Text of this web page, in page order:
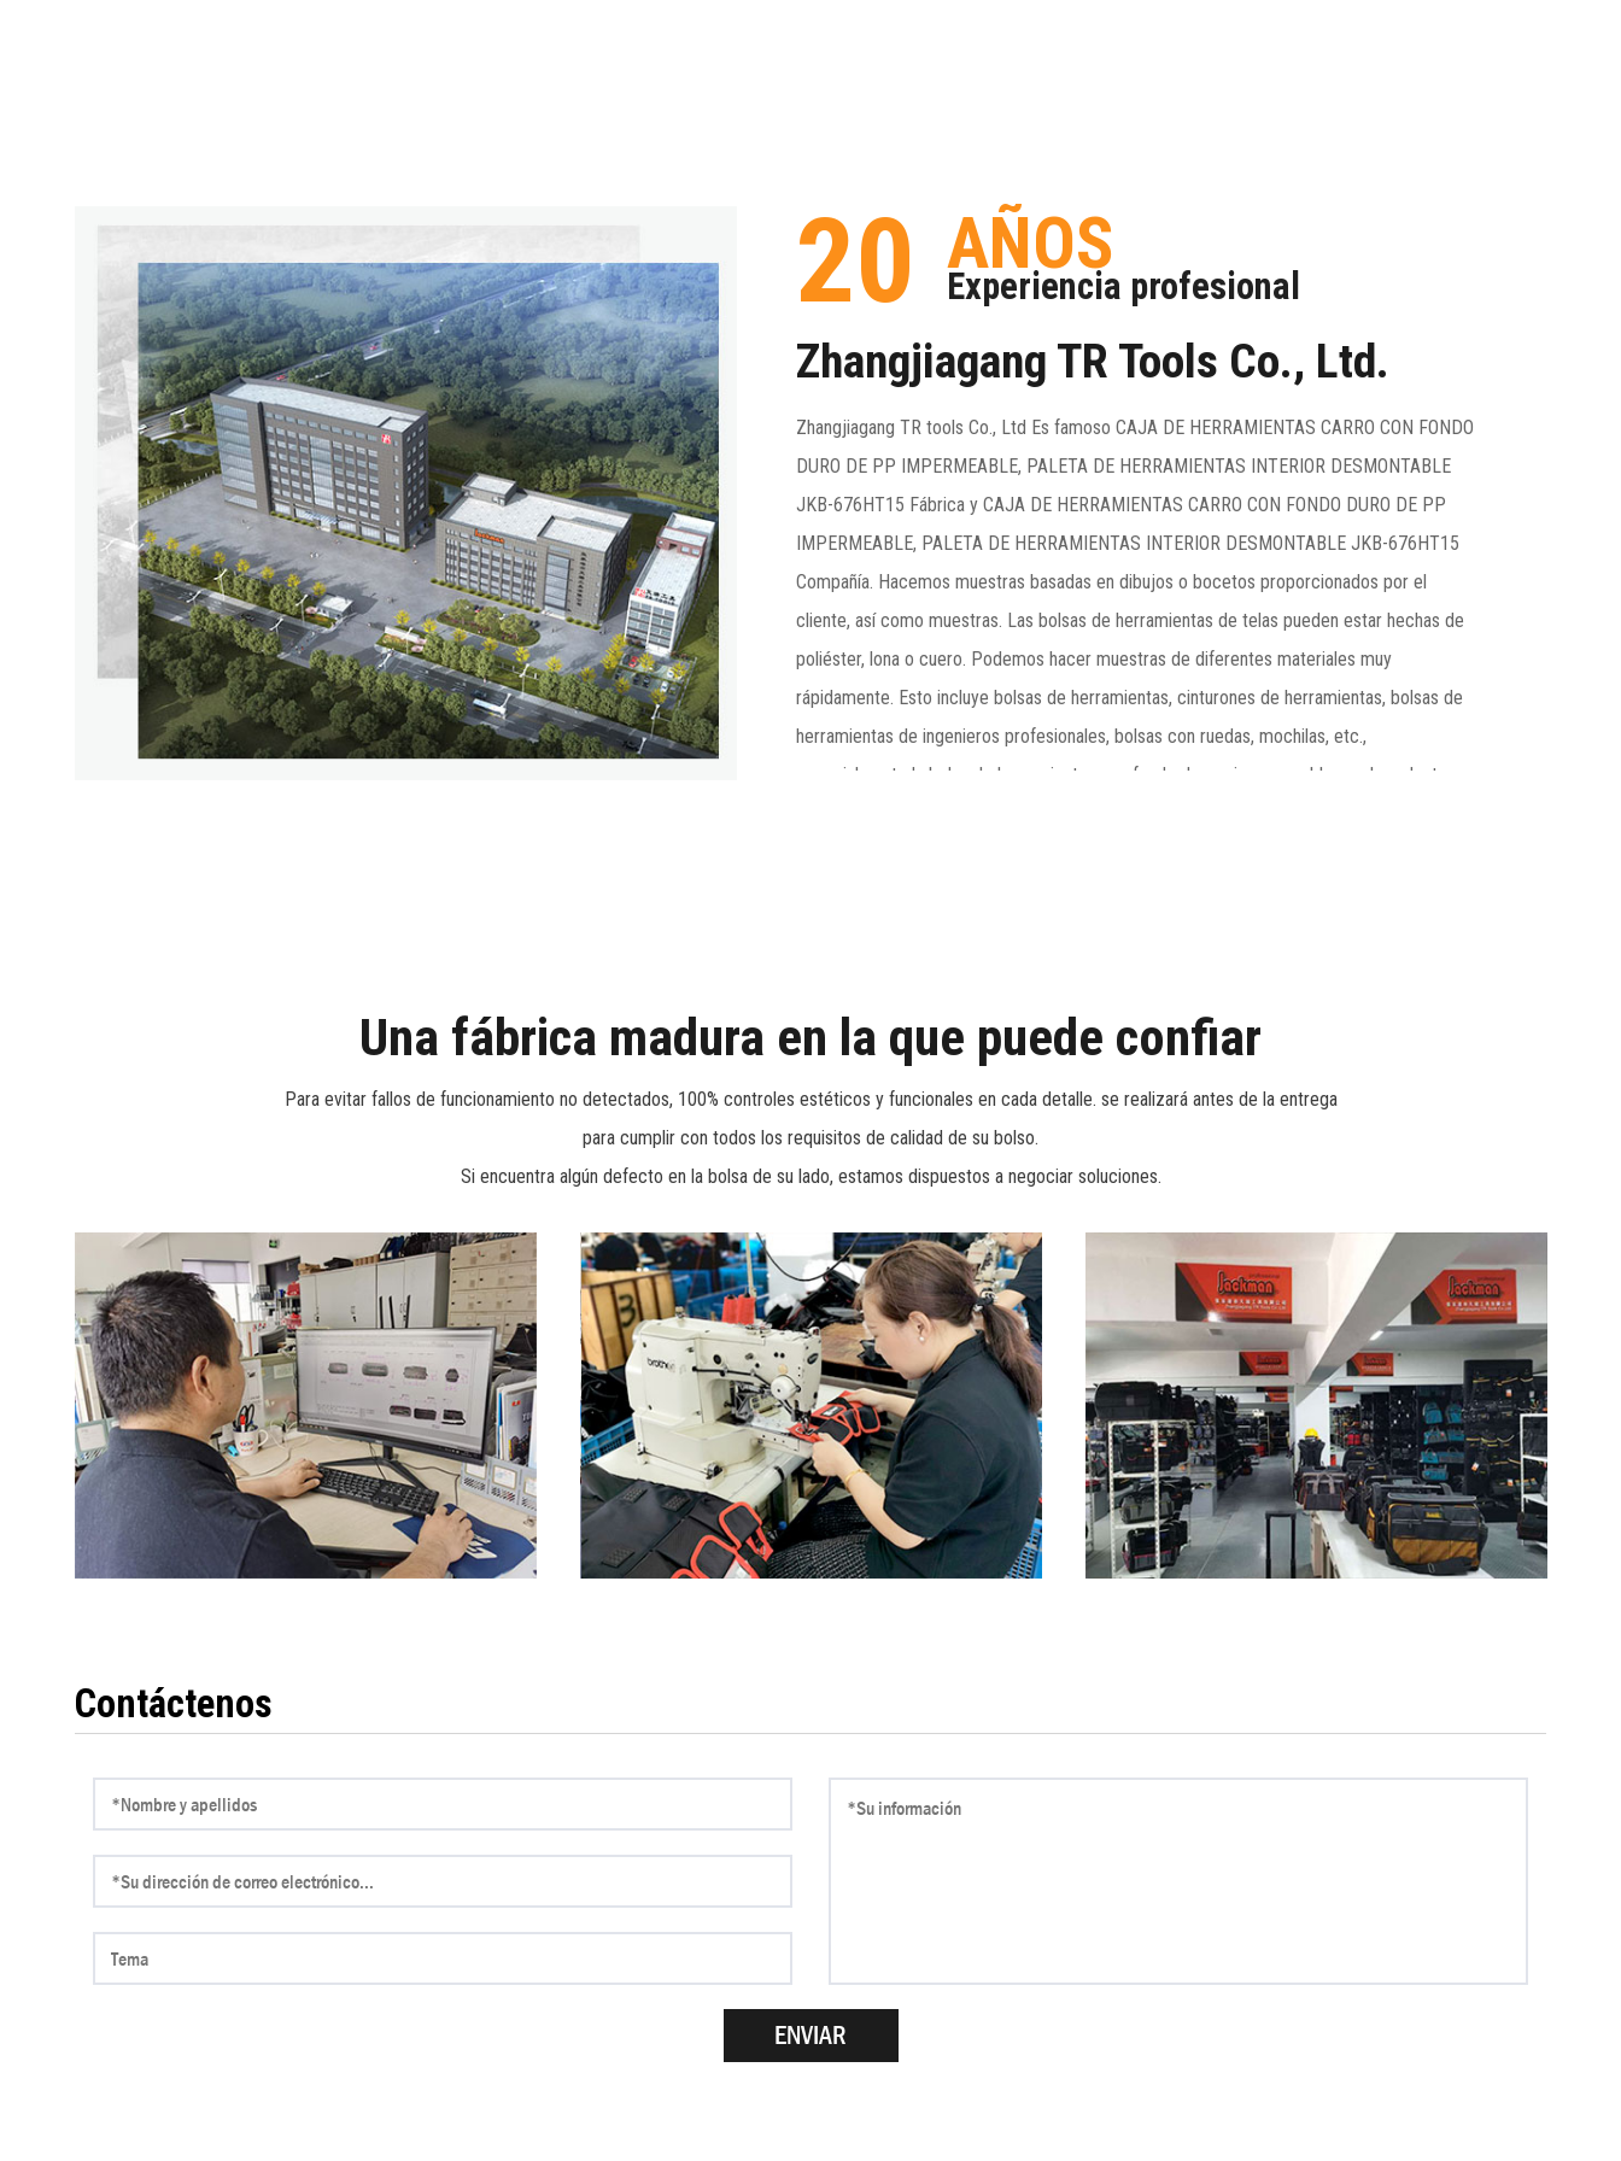
20 AÑOS
Experiencia profesional
Zhangjiagang TR Tools Co., Ltd.
Zhangjiagang TR tools Co., Ltd Es famoso CAJA DE HERRAMIENTAS CARRO CON FONDO
DURO DE PP IMPERMEABLE, PALETA DE HERRAMIENTAS INTERIOR DESMONTABLE
JKB-676HT15 Fábrica y CAJA DE HERRAMIENTAS CARRO CON FONDO DURO DE PP
IMPERMEABLE, PALETA DE HERRAMIENTAS INTERIOR DESMONTABLE JKB-676HT15
Compañía. Hacemos muestras basadas en dibujos o bocetos proporcionados por el
cliente, así como muestras. Las bolsas de herramientas de telas pueden estar hechas de
poliéster, lona o cuero. Podemos hacer muestras de diferentes materiales muy
rápidamente. Esto incluye bolsas de herramientas, cinturones de herramientas, bolsas de
herramientas de ingenieros profesionales, bolsas con ruedas, mochilas, etc.,
especialmente la bolsa de herramientas con fondo duro e impermeable es el producto
Una fábrica madura en la que puede confiar
Para evitar fallos de funcionamiento no detectados, 100% controles estéticos y funcionales en cada detalle. se realizará antes de la entrega
para cumplir con todos los requisitos de calidad de su bolso.
Si encuentra algún defecto en la bolsa de su lado, estamos dispuestos a negociar soluciones.
Contáctenos